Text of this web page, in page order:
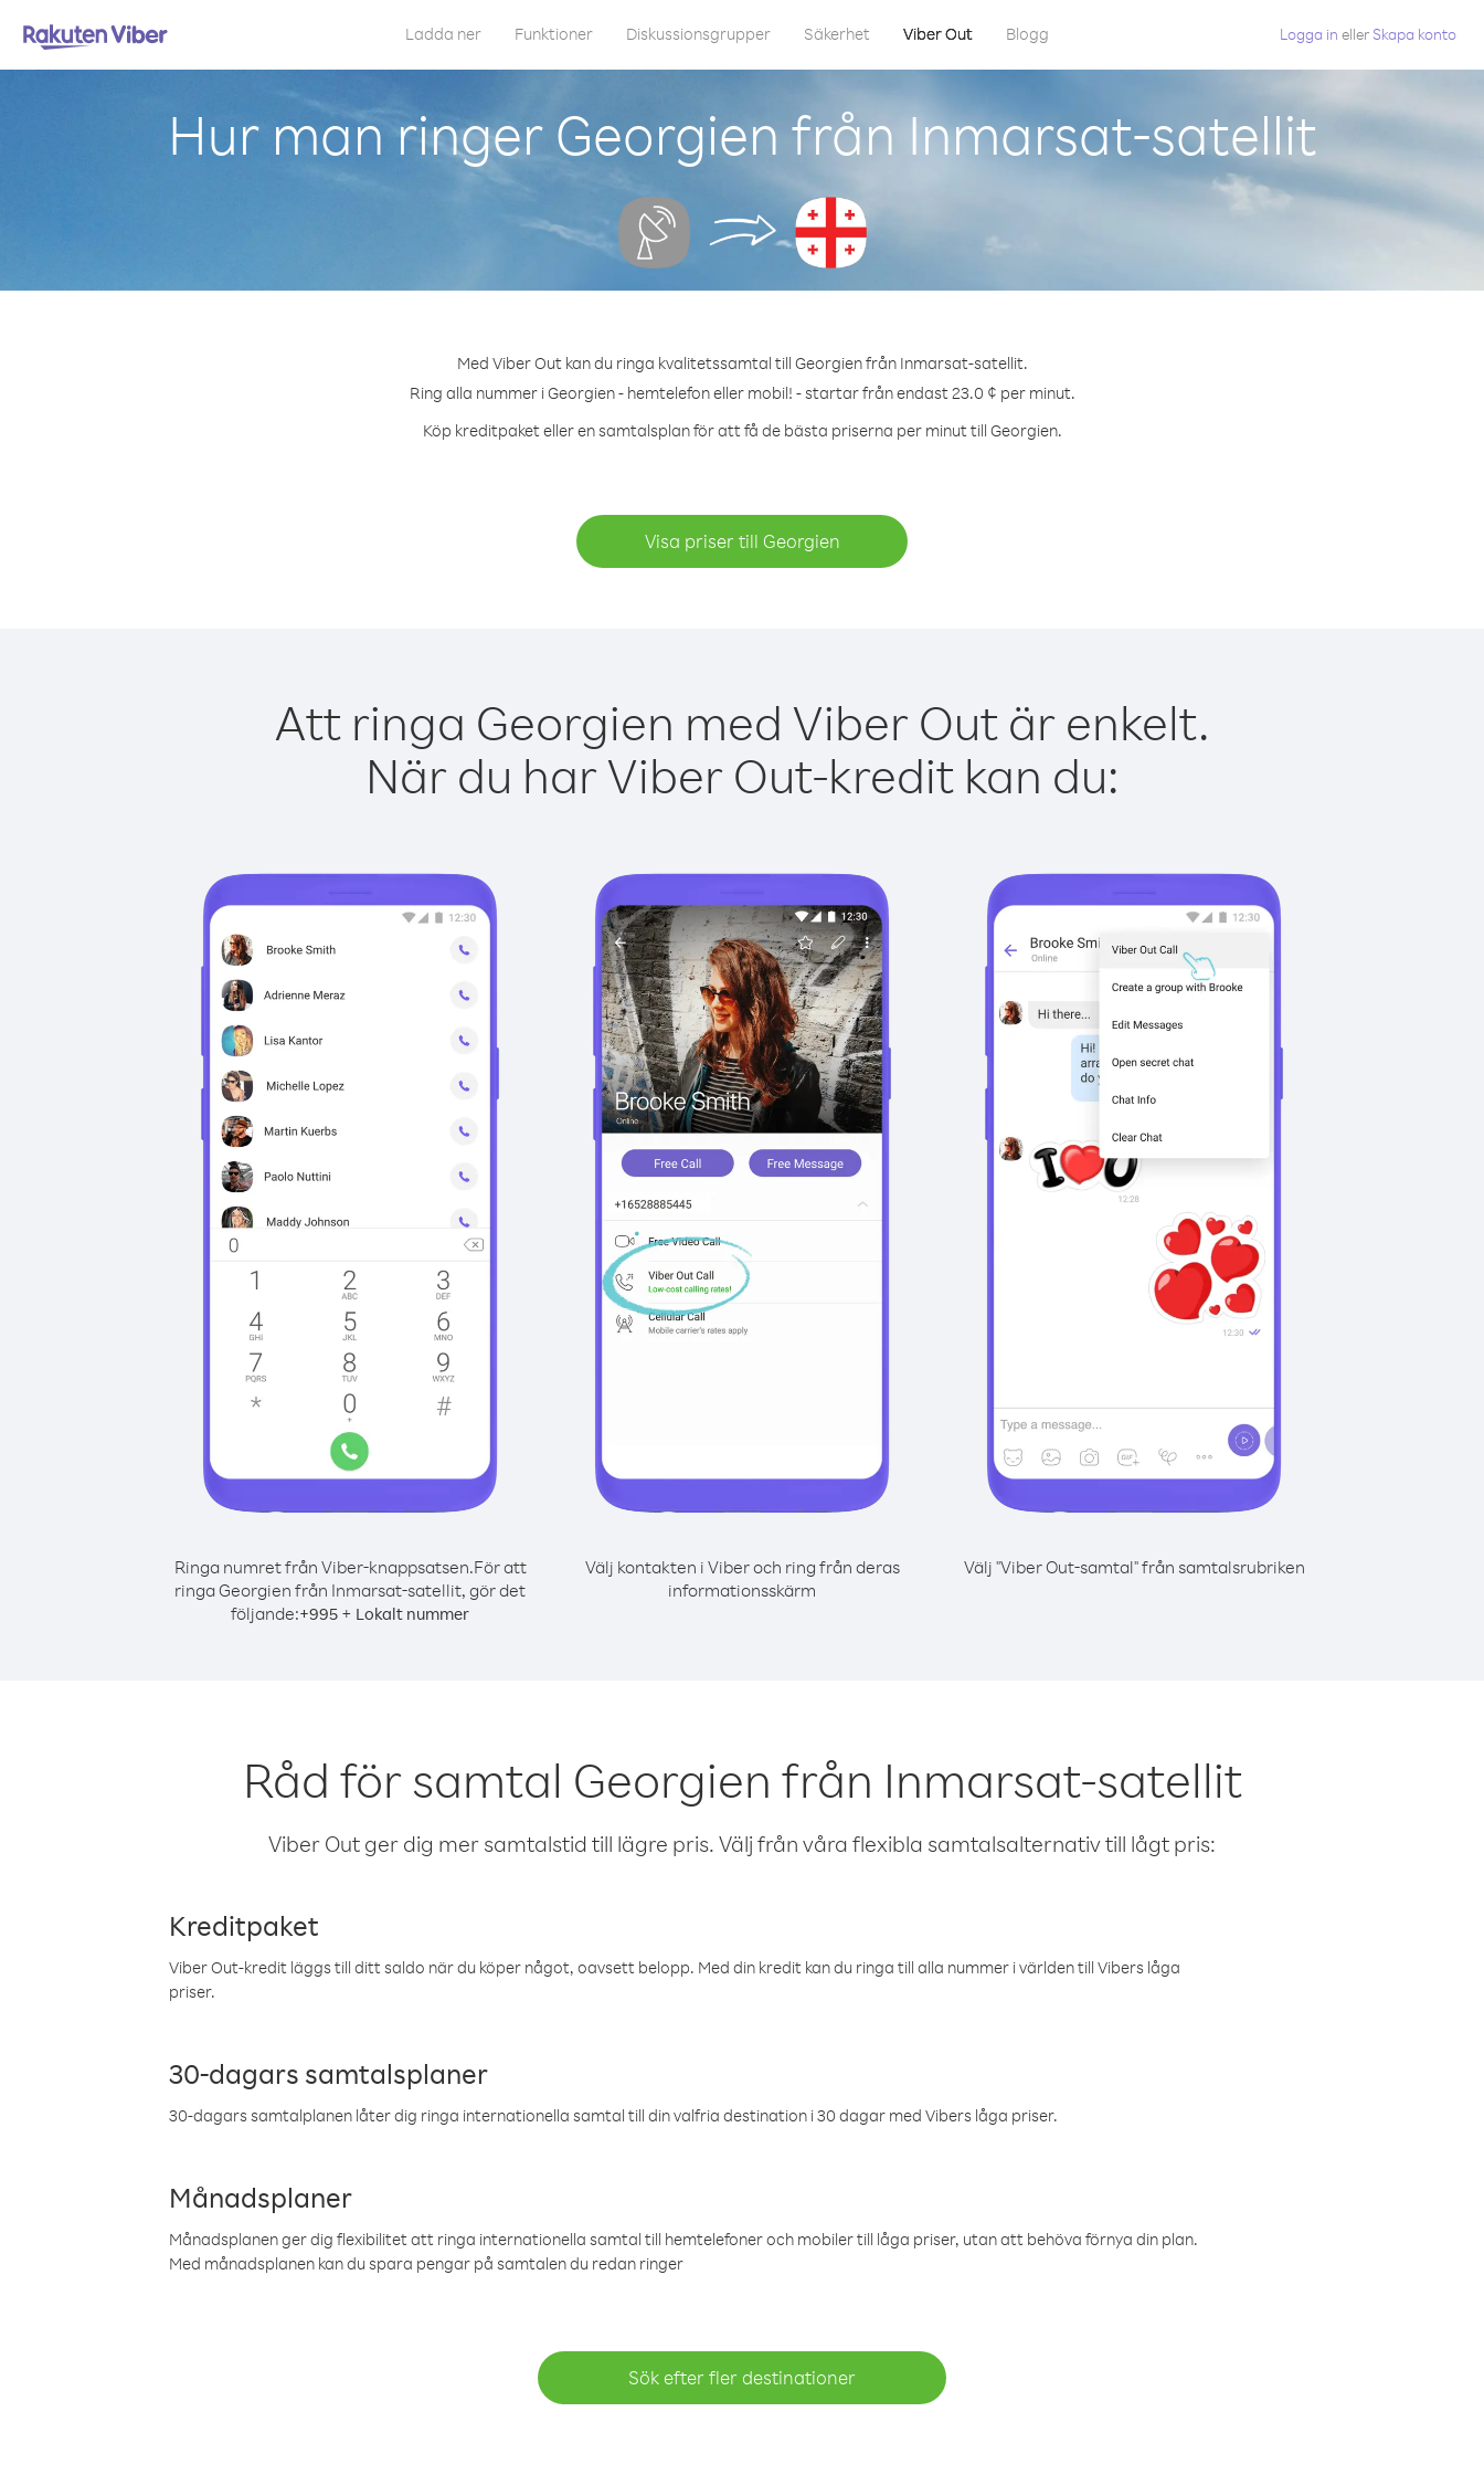
Ladda ner Funktioner Diskussionsgrupper Säkerhet Viber Out Blogg Logga in eller Skapa konto
Hur man ringer Georgien från Inmarsat-satellit
Med Viber Out kan du ringa kvalitetssamtal till Georgien från Inmarsat-satellit.
Ring alla nummer i Georgien - hemtelefon eller mobil! - startar från endast 23.0 ¢ per minut.
Köp kreditpaket eller en samtalsplan för att få de bästa priserna per minut till Georgien.
Visa priser till Georgien
Att ringa Georgien med Viber Out är enkelt.
När du har Viber Out-kredit kan du:
Ringa numret från Viber-knappsatsen.För att
ringa Georgien från Inmarsat-satellit, gör det
följande:+995 + Lokalt nummer
Välj kontakten i Viber och ring från deras
informationsskärm
Välj "Viber Out-samtal" från samtalsrubriken
Råd för samtal Georgien från Inmarsat-satellit
Viber Out ger dig mer samtalstid till lägre pris. Välj från våra flexibla samtalsalternativ till lågt pris:
Kreditpaket
Viber Out-kredit läggs till ditt saldo när du köper något, oavsett belopp. Med din kredit kan du ringa till alla nummer i världen till Vibers låga
priser.
30-dagars samtalsplaner
30-dagars samtalplanen låter dig ringa internationella samtal till din valfria destination i 30 dagar med Vibers låga priser.
Månadsplaner
Månadsplanen ger dig flexibilitet att ringa internationella samtal till hemtelefoner och mobiler till låga priser, utan att behöva förnya din plan.
Med månadsplanen kan du spara pengar på samtalen du redan ringer
Sök efter fler destinationer